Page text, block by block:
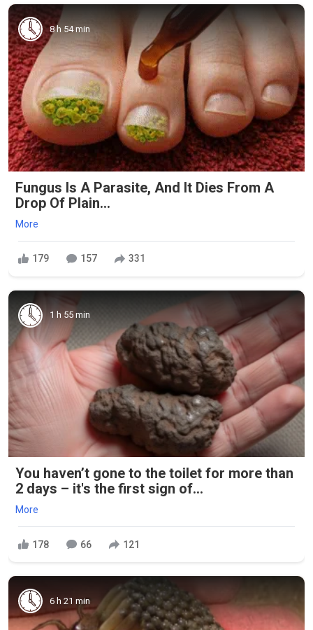
8 h 54 min
Fungus Is A Parasite, And It Dies From A
Drop Of Plain...
More
179 157 331
1 h 55 min
You haven’t gone to the toilet for more than
2 days – it's the first sign of...
More
178 66 121
6 h 21 min